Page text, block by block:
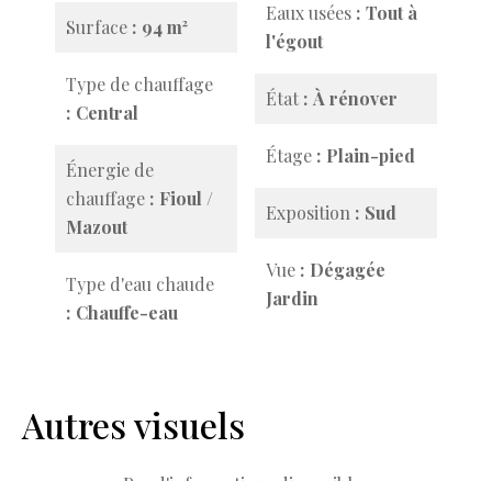
Surface 94 m²
Type de chauffage
Central
Énergie de
chauffage
Fioul /
Mazout
Type d'eau chaude
Chauffe-eau
Eaux usées
Tout à
l'égout
État À rénover
Étage Plain-pied
Exposition Sud
Vue
Dégagée
Jardin
Autres visuels